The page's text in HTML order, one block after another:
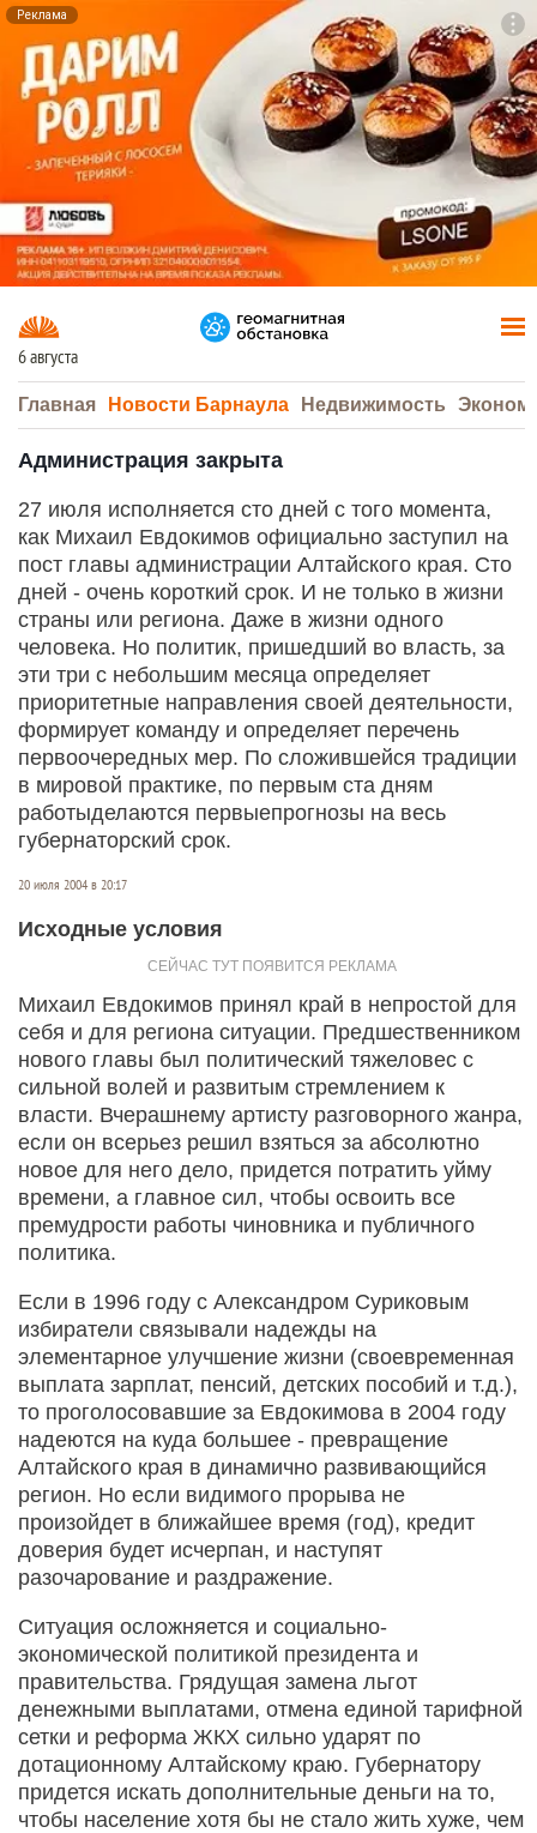
Реклама
6 августа
Главная Новости Барнаула Недвижимость
Администрация закрыта
27 июля исполняется сто дней с того момента,
как Михаил Евдокимов официально заступил на
пост главы администрации Алтайского края. Сто
дней - очень короткий срок. И не только в жизни
страны или региона. Даже в жизни одного
человека. Но политик, пришедший во власть, за
эти три с небольшим месяца определяет
приоритетные направления своей деятельности,
формирует команду и определяет перечень
первоочередных мер. По сложившейся традиции
в мировой практике, по первым ста дням
работыделаются первыепрогнозы на весь
губернаторский срок.
20 июля 2004 в 20:17
Исходные условия
Михаил Евдокимов принял край в непростой для
себя и для региона ситуации. Предшественником
нового главы был политический тяжеловес с
сильной волей и развитым стремлением к
власти. Вчерашнему артисту разговорного жанра,
если он всерьез решил взяться за абсолютно
новое для него дело, придется потратить уйму
времени, а главное сил, чтобы освоить все
премудрости работы чиновника и публичного
политика.
Если в 1996 году с Александром Суриковым
избиратели связывали надежды на
элементарное улучшение жизни (своевременная
выплата зарплат, пенсий, детских пособий и т.д.),
то проголосовавшие за Евдокимова в 2004 году
надеются на куда большее - превращение
Алтайского края в динамично развивающийся
регион. Но если видимого прорыва не
произойдет в ближайшее время (год), кредит
доверия будет исчерпан, и наступят
разочарование и раздражение.
Ситуация осложняется и социально-
экономической политикой президента и
правительства. Грядущая замена льгот
денежными выплатами, отмена единой тарифной
сетки и реформа ЖКХ сильно ударят по
дотационному Алтайскому краю. Губернатору
придется искать дополнительные деньги на то,
чтобы население хотя бы не стало жить хуже, чем